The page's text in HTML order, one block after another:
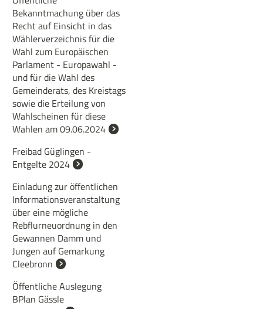
Bekanntmachung über das
Recht auf Einsicht in das
Wählerverzeichnis für die
Wahl zum Europäischen
Parlament - Europawahl -
und für die Wahl des
Gemeinderats, des Kreistags
sowie die Erteilung von
Wahlscheinen für diese
Wahlen am 09.06.2024
Freibad Güglingen -
Entgelte 2024
Einladung zur öffentlichen
Informationsveranstaltung
über eine mögliche
Rebflurneuordnung in den
Gewannen Damm und
Jungen auf Gemarkung
Cleebronn
Öffentliche Auslegung
BPlan Gässle